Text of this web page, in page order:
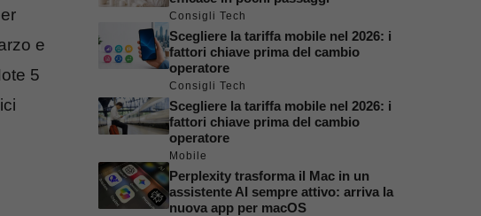
e
5
Consigli Tech
Scegliere la tariffa mobile nel 2026: i
fattori chiave prima del cambio
operatore
Consigli Tech
Scegliere la tariffa mobile nel 2026: i
fattori chiave prima del cambio
operatore
Mobile
Perplexity trasforma il Mac in un
assistente AI sempre attivo: arriva la
nuova app per macOS